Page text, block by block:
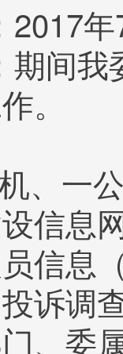
间我
。
、一
信息
信息
诉调
、委